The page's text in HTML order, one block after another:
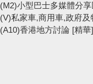
(M2)小型巴士多媒體分享
(V)私家車,商用車,政府及
(A10)香港地方討論 [精華]